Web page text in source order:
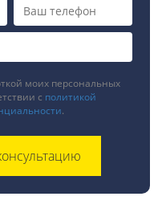
моих персональных
с политикой
.